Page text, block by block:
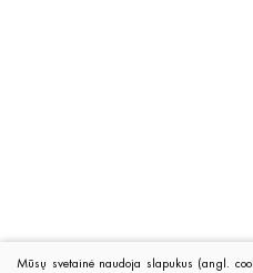
Mūsų svetainė naudoja slapukus (angl.